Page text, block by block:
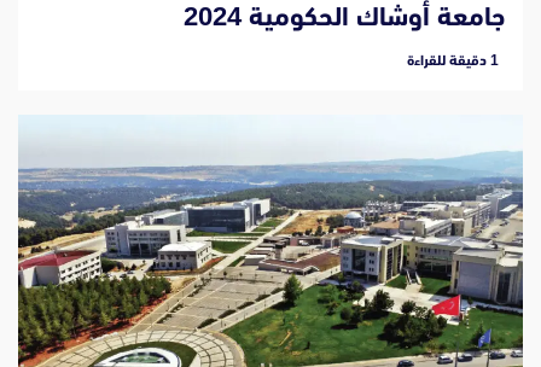
جامعة أوشاك الحكومية 2024
‫1 دقيقة للقراءة